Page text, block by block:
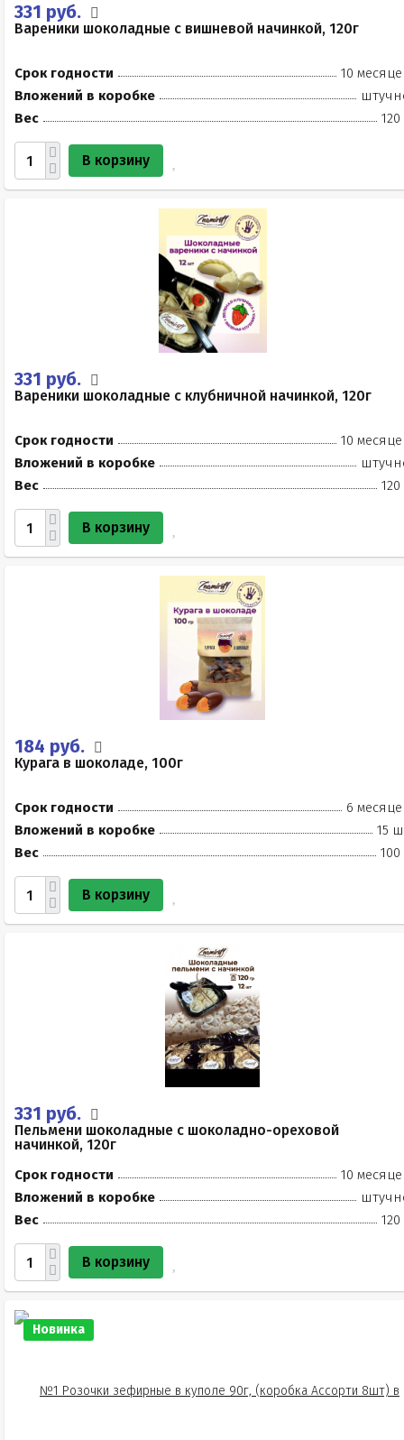
331 руб.
Вареники шоколадные с вишневой начинкой, 120г
Срок годности
10
Вложений в коробке
Вес
120
В корзину
331 руб.
Вареники шоколадные с клубничной начинкой, 120г
Срок годности
10
Вложений в коробке
Вес
120
В корзину
184 руб.
Курага в шоколаде, 100г
Срок годности
6
Вложений в коробке
15
Вес
100
В корзину
331 руб.
Пельмени шоколадные с шоколадно-ореховой
начинкой, 120г
Срок годности
10
Вложений в коробке
Вес
120
В корзину
Новинка